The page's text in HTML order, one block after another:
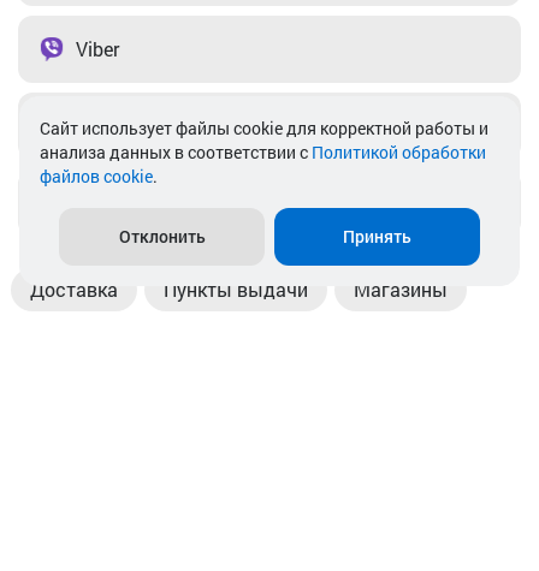
Viber
Telegram
Доставка Пункты выдачи Магазины
Cайт использует файлы cookie для корректной работы и
анализа данных в соответствии с Политикой обработки
файлов cookie.
Отклонить Принять